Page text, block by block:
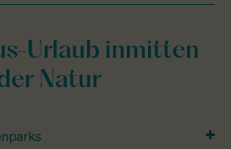
Urlaub inmitten
Natur